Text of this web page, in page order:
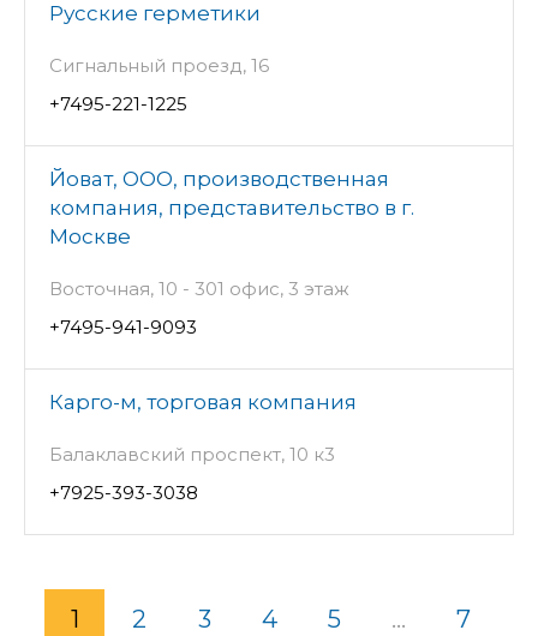
Русские герметики
Сигнальный проезд, 16
+7495-221-1225
Йоват, ООО, производственная
компания, представительство в г.
Москве
Восточная, 10 - 301 офис, 3 этаж
+7495-941-9093
Карго-м, торговая компания
Балаклавский проспект, 10 к3
+7925-393-3038
1 2 3 4 5 ... 7